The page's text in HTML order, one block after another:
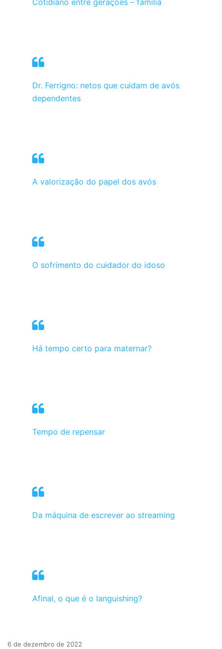
Cotidiano entre gerações – família
Dr. Ferrigno: netos que cuidam de avós
dependentes
A valorização do papel dos avós
O sofrimento do cuidador do idoso
Há tempo certo para maternar?
Tempo de repensar
Da máquina de escrever ao streaming
Afinal, o que é o languishing?
6 de dezembro de 2022